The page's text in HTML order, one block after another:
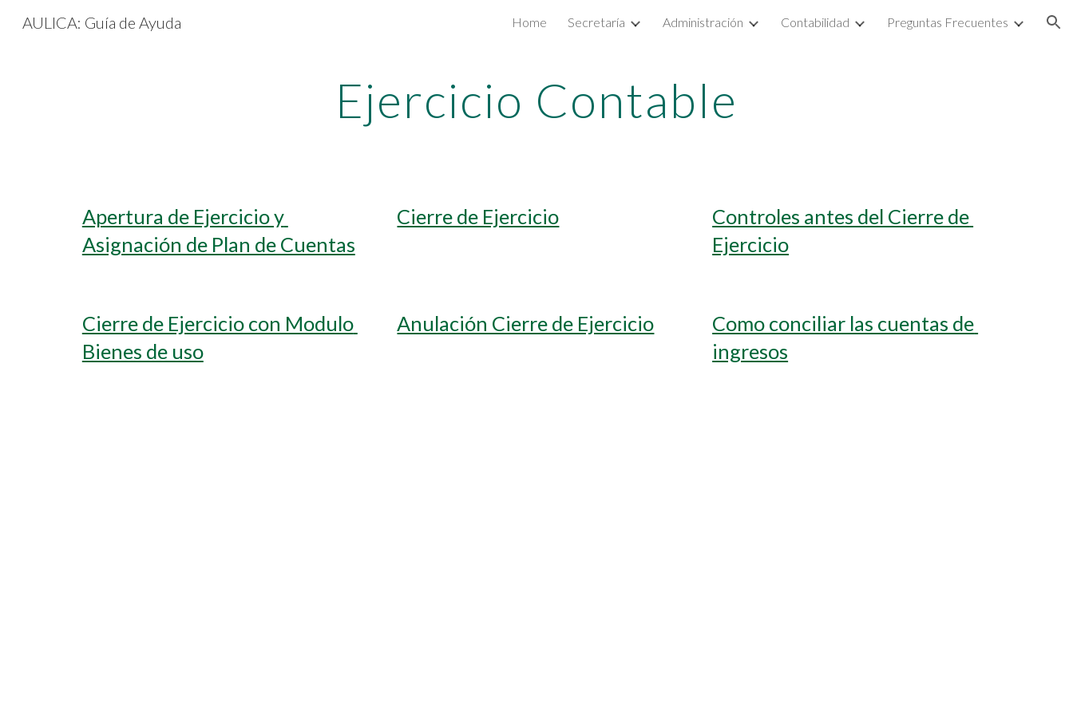
Skip to navigation
AULICA: Guía de Ayuda Home Secretaría Administración Contabilidad Preguntas Frecuentes
Ejercicio Contable
Apertura de Ejercicio y
Asignación de Plan de Cuentas
Cierre de Ejercicio
Controles antes del Cierre de
Ejercicio
Cierre de Ejercicio con Modulo
Bienes de uso
Anulación Cierre de Ejercicio
Como conciliar las cuentas de
ingresos